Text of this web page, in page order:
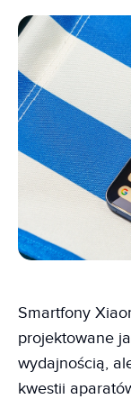
Smartfony
projektowane
wydajnością,
kwestii